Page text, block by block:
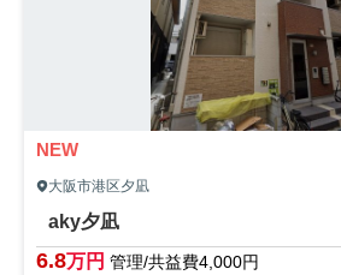
NEW
大阪市港区夕凪
aky夕凪
6.8万円 管理/共益費4,000円